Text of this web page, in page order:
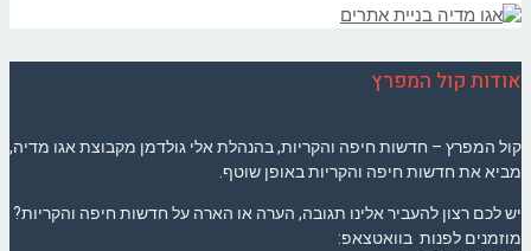
אודות קול המפרץ
קול המפרץ – חדשות חיפה והקריות, בהנהלת אלי גולדמן מקבוצת אגו מדיה,
מביא את חדשות חיפה והקריות באופן שוטף.
יש לכם רצון להעביר אלינו תגובה, הערה או הארה על חדשות חיפה והקריות?
מוזמנים לפנות בוואטצאפ: